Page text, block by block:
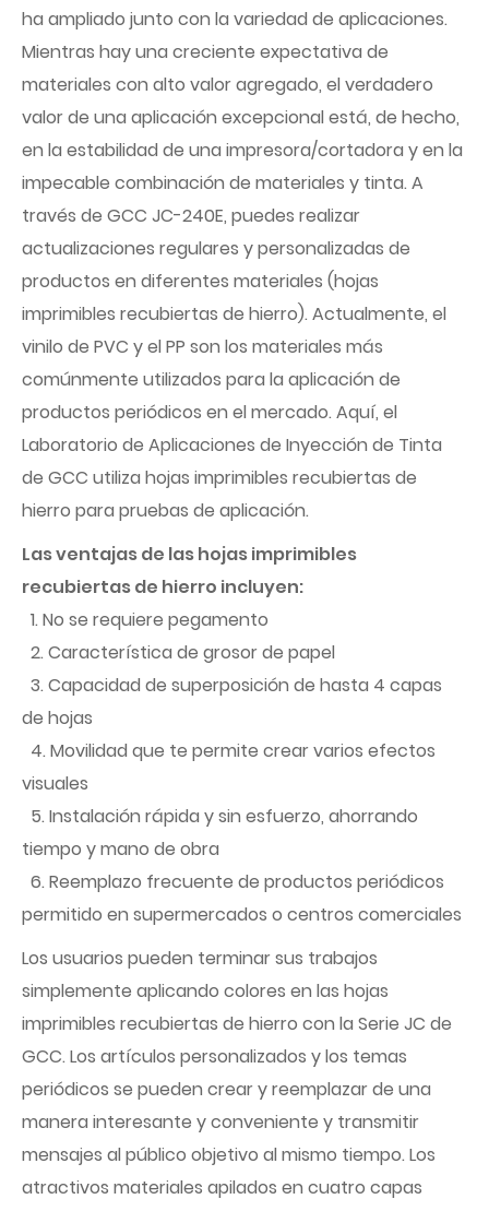
ha ampliado junto con la variedad de aplicaciones.
Mientras hay una creciente expectativa de
materiales con alto valor agregado, el verdadero
valor de una aplicación excepcional está, de hecho,
en la estabilidad de una impresora/cortadora y en la
impecable combinación de materiales y tinta. A
través de GCC JC-240E, puedes realizar
actualizaciones regulares y personalizadas de
productos en diferentes materiales (hojas
imprimibles recubiertas de hierro). Actualmente, el
vinilo de PVC y el PP son los materiales más
comúnmente utilizados para la aplicación de
productos periódicos en el mercado. Aquí, el
Laboratorio de Aplicaciones de Inyección de Tinta
de GCC utiliza hojas imprimibles recubiertas de
hierro para pruebas de aplicación.
Las ventajas de las hojas imprimibles
recubiertas de hierro incluyen:
1. No se requiere pegamento
2. Característica de grosor de papel
3. Capacidad de superposición de hasta 4 capas
de hojas
4. Movilidad que te permite crear varios efectos
visuales
5. Instalación rápida y sin esfuerzo, ahorrando
tiempo y mano de obra
6. Reemplazo frecuente de productos periódicos
permitido en supermercados o centros comerciales
Los usuarios pueden terminar sus trabajos
simplemente aplicando colores en las hojas
imprimibles recubiertas de hierro con la Serie JC de
GCC. Los artículos personalizados y los temas
periódicos se pueden crear y reemplazar de una
manera interesante y conveniente y transmitir
mensajes al público objetivo al mismo tiempo. Los
atractivos materiales apilados en cuatro capas